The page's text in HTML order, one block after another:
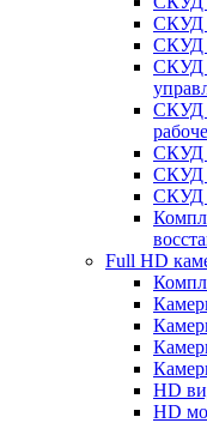
СКУД
СКУД
СКУД
СКУД
СКУД
СКУД
СКУД
Full HD
HD
HD